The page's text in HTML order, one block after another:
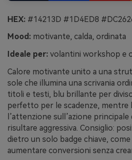
HEX: #14213D #1D4ED8
Mood: motivante, calda, ordinata
Ideale per: volantini workshop e
Calore motivante unito a una
sole che illumina una scrivania
titoli e testi, blu brillante per
perfetto per le scadenze, mentre
l’attenzione sull’azione principale
risultare aggressiva. Consiglio:
dietro un solo badge chiave,
aumentare conversioni senza